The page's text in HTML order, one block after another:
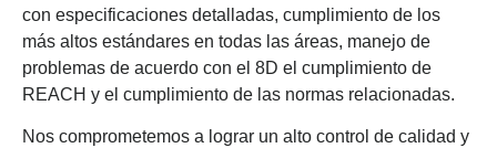
con especificaciones detalladas, cumplimiento de los
más altos estándares en todas las áreas, manejo de
problemas de acuerdo con el 8D el cumplimiento de
REACH y el cumplimiento de las normas relacionadas.
Nos comprometemos a lograr un alto control de calidad y